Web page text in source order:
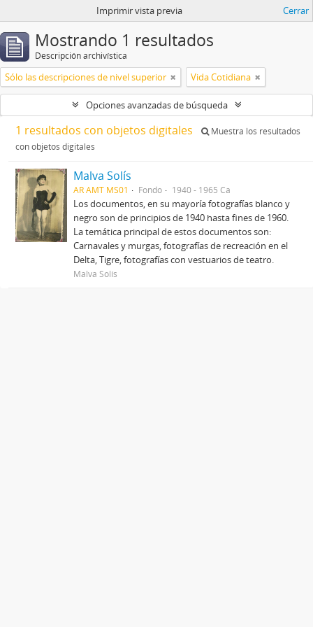
Imprimir vista previa Cerrar
Mostrando 1 resultados
Descripción archivística
Sólo las descripciones de nivel superior Vida Cotidiana
Opciones avanzadas de búsqueda
1 resultados con objetos digitales
Muestra los resultados
con objetos digitales
Malva Solís
AR AMT MS01 Fondo 1940 - 1965 Ca
Los documentos, en su mayoría fotografías blanco y
negro son de principios de 1940 hasta fines de 1960.
La temática principal de estos documentos son:
Carnavales y murgas, fotografías de recreación en el
Delta, Tigre, fotografías con vestuarios de teatro.
Malva Solís